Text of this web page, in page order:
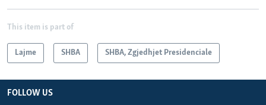
This item is part of
Lajme SHBA SHBA, Zgjedhjet Presidenciale
FOLLOW US